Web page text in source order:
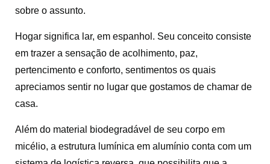
sobre o assunto.
Hogar significa lar, em espanhol. Seu conceito consiste
em trazer a sensação de acolhimento, paz,
pertencimento e conforto, sentimentos os quais
apreciamos sentir no lugar que gostamos de chamar de
casa.
Além do material biodegradável de seu corpo em
micélio, a estrutura lumínica em alumínio conta com um